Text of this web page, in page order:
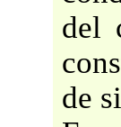
del
de